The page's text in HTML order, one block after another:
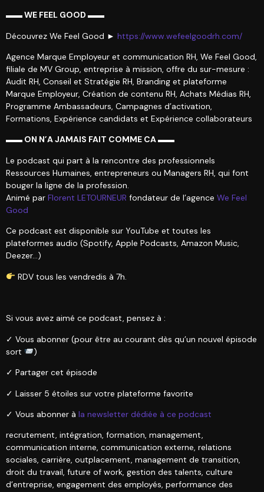
▬▬ WE FEEL GOOD ▬▬
Découvrez We Feel Good ► https://www.wefeelgoodrh.com/
Agence Marque Employeur et communication RH, We Feel Good,
filiale de MV Group, entreprise à mission, offre du sur-mesure :
Audit RH, Conseil et Stratégie RH, Branding et plateforme
Marque Employeur, Création de contenu RH, Achats Médias RH,
Programme Ambassadeurs, Campagnes d’activation,
Formations, Expérience candidats et Expérience collaborateurs
▬▬ ON N’A JAMAIS FAIT COMME CA ▬▬
Le podcast qui part à la rencontre des professionnels
Ressources Humaines, entrepreneurs ou Managers RH, qui font
bouger la ligne de la profession.
Animé par Florent LETOURNEUR fondateur de l’agence We Feel
Good
Ce podcast est disponible sur YouTube et toutes les
plateformes audio (Spotify, Apple Podcasts, Amazon Music,
Deezer…)
RDV tous les vendredis à 7h.
Si vous avez aimé ce podcast, pensez à :
✓ Vous abonner (pour être au courant dès qu’un nouvel épisode
sort
)
✓ Partager cet épisode
✓ Laisser 5 étoiles sur votre plateforme favorite
✓ Vous abonner à la newsletter dédiée à ce podcast
recrutement, intégration, formation, management,
communication interne, communication externe, relations
sociales, carrière, outplacement, management de transition,
droit du travail, future of work, gestion des talents, culture
d’entreprise, engagement des employés, performance des